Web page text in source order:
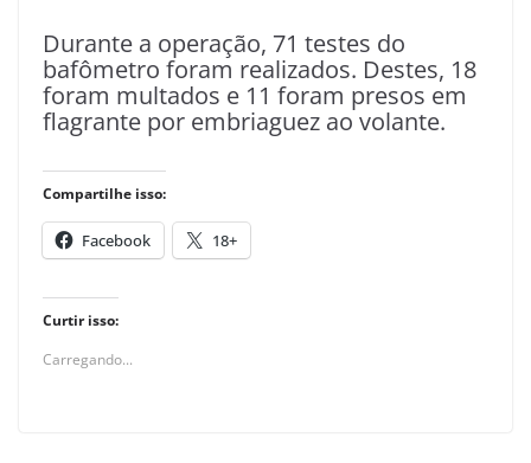
Durante a operação, 71 testes do
bafômetro foram realizados. Destes, 18
foram multados e 11 foram presos em
flagrante por embriaguez ao volante.
Compartilhe isso:
Facebook 18+
Curtir isso:
Carregando...